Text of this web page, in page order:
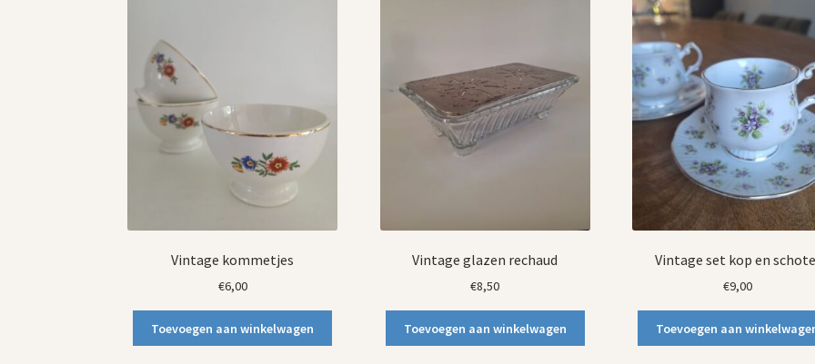
Vintage kommetjes
€6,00
Toevoegen aan winkelwagen
Vintage glazen rechaud
€8,50
Toevoegen aan winkelwagen
Vintage set kop en
€9,00
Toevoegen aan